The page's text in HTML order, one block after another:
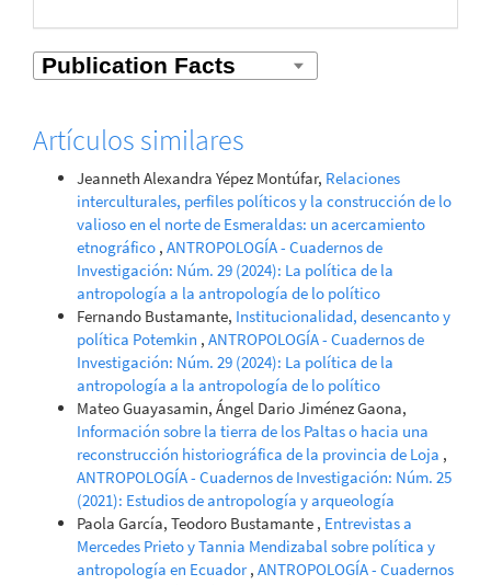
Artículos similares
Jeanneth Alexandra Yépez Montúfar, Relaciones
interculturales, perfiles políticos y la construcción de lo
valioso en el norte de Esmeraldas: un acercamiento
etnográfico , ANTROPOLOGÍA - Cuadernos de
Investigación: Núm. 29 (2024): La política de la
antropología a la antropología de lo político
Fernando Bustamante, Institucionalidad, desencanto y
política Potemkin , ANTROPOLOGÍA - Cuadernos de
Investigación: Núm. 29 (2024): La política de la
antropología a la antropología de lo político
Mateo Guayasamin, Ángel Dario Jiménez Gaona,
Información sobre la tierra de los Paltas o hacia una
reconstrucción historiográfica de la provincia de Loja ,
ANTROPOLOGÍA - Cuadernos de Investigación: Núm. 25
(2021): Estudios de antropología y arqueología
Paola García, Teodoro Bustamante , Entrevistas a
Mercedes Prieto y Tannia Mendizabal sobre política y
antropología en Ecuador, ANTROPOLOGÍA - Cuadernos